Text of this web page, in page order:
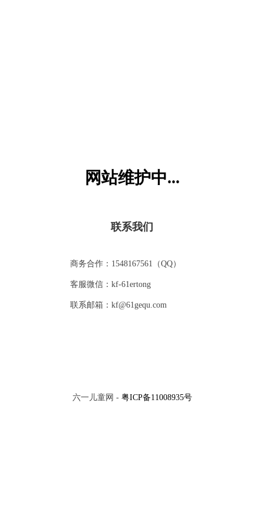
网站维护中...
联系我们
商务合作：1548167561（QQ）
客服微信：kf-61ertong
联系邮箱：kf@61gequ.com
六一儿童网 - 粤ICP备11008935号